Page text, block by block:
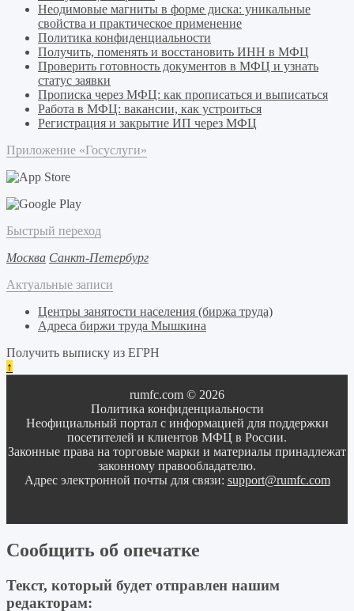
Неодимовые магниты в форме диска: уникальные
свойства и практическое применение
Политика конфиденциальности
Получить, поменять и восстановить ИНН в МФЦ
Проверить готовность документов в МФЦ и узнать
статус заявки
Прописка через МФЦ: как прописаться и выписаться
Работа в МФЦ: вакансии, как устроиться
Регистрация и закрытие ИП через МФЦ
Приложение «Госуслуги»
Быстрый переход
Москва Санкт-Петербург
Актуальные записи
Центры занятости населения (биржа труда)
Адреса биржи труда Мышкина
Получить выписку из ЕГРН
↑
rumfc.com © 2026
Политика конфиденциальности
Неофициальный портал с информацией для поддержки
посетителей и клиентов МФЦ в России.
Законные права на торговые марки и материалы принадлежат
законному правообладателю.
Адрес электронной почты для связи: support@rumfc.com
Сообщить об опечатке
Текст, который будет отправлен нашим
редакторам: